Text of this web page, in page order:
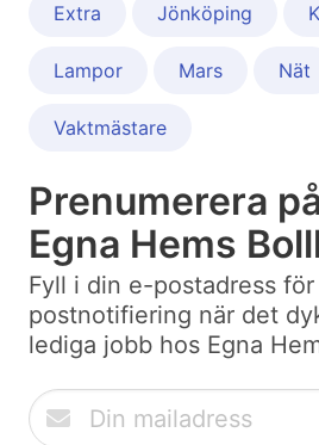
Extra Jönköping
Lampor Mars Nät
Vaktmästare
Prenumerera
Egna Hems
Fyll i din e-postadress
postnotifiering när det
lediga jobb hos Egna